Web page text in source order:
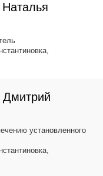
Дмитрий
установленного